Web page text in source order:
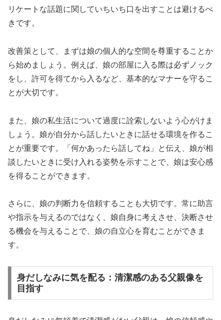
リケートな話題に関していちいち口を出すことは避けるべ
きです。
改善策として、まずは娘の個人的な空間を尊重することか
ら始めましょう。例えば、娘の部屋に入る際は必ずノック
をし、許可を得てから入るなど、基本的なマナーを守るこ
とが大切です。
また、娘の私生活について過度に詮索しないよう心がけま
しょう。娘が自分から話したいときに話せる環境を作るこ
とが重要です。「何かあったら話してね」と伝え、娘が相
談したいときに受け入れる姿勢を示すことで、娘は安心感
を得ることができます。
さらに、娘の判断力を信頼することも大切です。常に助言
や指示を与えるのではなく、娘自身に考えさせ、決断させ
る機会を与えることで、娘の自立心を育むことができま
す。
身だしなみに気を配る：清潔感のある父親像を
目指す